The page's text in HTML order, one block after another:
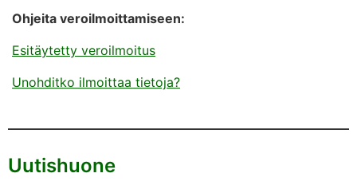
Ohjeita veroilmoittamiseen:
Esitäytetty veroilmoitus
Unohditko ilmoittaa tietoja?
Uutishuone